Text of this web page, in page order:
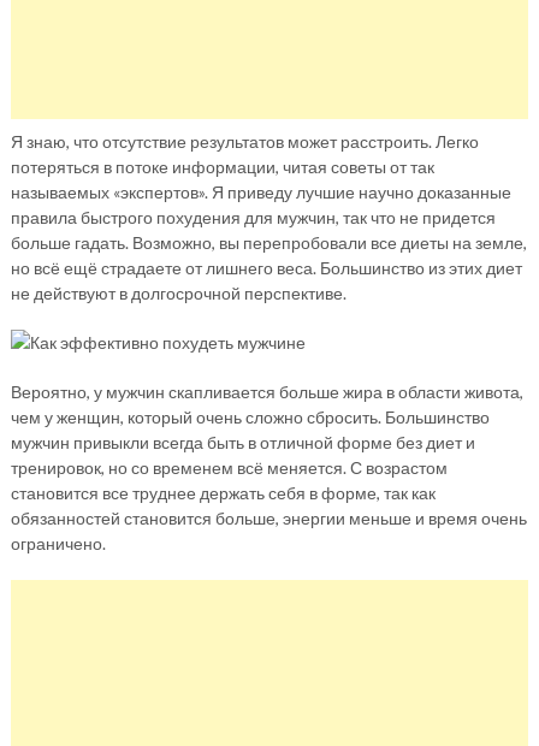
Я знаю, что отсутствие результатов может расстроить. Легко
потеряться в потоке информации, читая советы от так
называемых «экспертов». Я приведу лучшие научно доказанные
правила быстрого похудения для мужчин, так что не придется
больше гадать. Возможно, вы перепробовали все диеты на земле,
но всё ещё страдаете от лишнего веса. Большинство из этих диет
не действуют в долгосрочной перспективе.
Вероятно, у мужчин скапливается больше жира в области живота,
чем у женщин, который очень сложно сбросить. Большинство
мужчин привыкли всегда быть в отличной форме без диет и
тренировок, но со временем всё меняется. С возрастом
становится все труднее держать себя в форме, так как
обязанностей становится больше, энергии меньше и время очень
ограничено.